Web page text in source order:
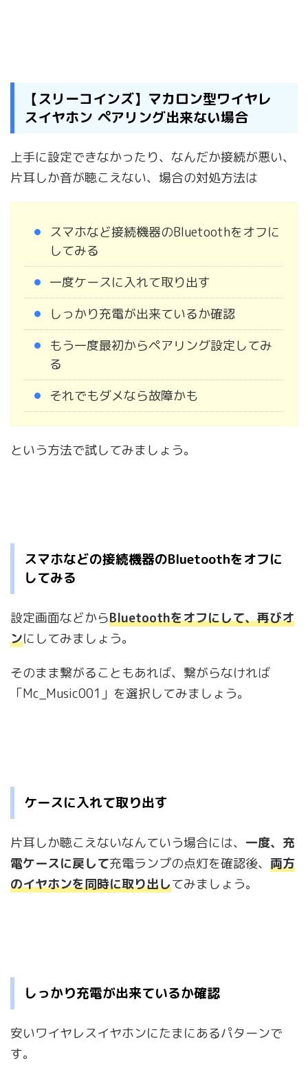
【スリーコインズ】マカロン型ワイヤレ
スイヤホン ペアリング出来ない場合
上手に設定できなかったり、なんだか接続が悪い、
片耳しか音が聴こえない、場合の対処方法は
スマホなど接続機器のBluetoothをオフに
してみる
一度ケースに入れて取り出す
しっかり充電が出来ているか確認
もう一度最初からペアリング設定してみ
る
それでもダメなら故障かも
という方法で試してみましょう。
スマホなどの接続機器のBluetoothをオフに
してみる
設定画面などからBluetoothをオフにして、再びオ
ンにしてみましょう。
そのまま繋がることもあれば、繋がらなければ
「Mc_Music001」を選択してみましょう。
ケースに入れて取り出す
片耳しか聴こえないなんていう場合には、 一度、充
電ケースに戻して充電ランプの点灯を確認後、 両方
のイヤホンを同時に取り出してみましょう。
しっかり充電が出来ているか確認
安いワイヤレスイヤホンにたまにあるパターンで
す。